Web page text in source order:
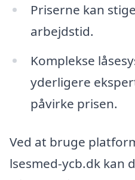
Priserne kan
arbejdstid.
Komplekse
yderligere
påvirke prisen.
Ved at bruge
lsesmed-ycb.dk kan